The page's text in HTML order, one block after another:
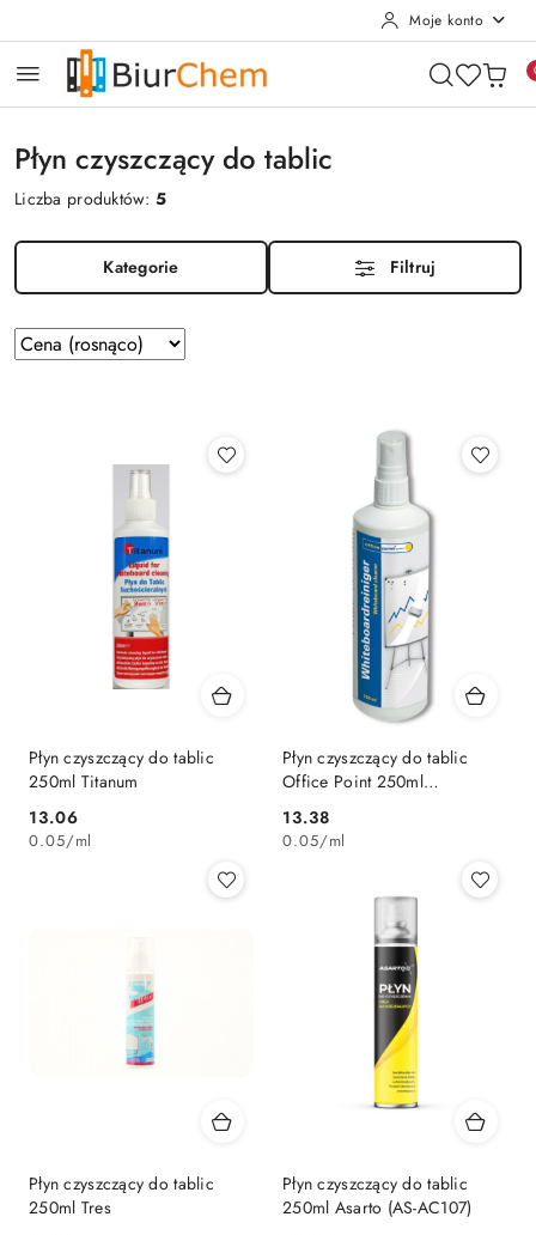
Moje konto
Płyn czyszczący do tablic
Liczba produktów:5
Kategorie Filtruj
Zastosowano
sortowanie:
Sortuj
według
Płyn czyszczący do tablic
250ml Titanum
Cena:
13.06
0.05/ml
Płyn czyszczący do tablic
Office Point 250ml
(OP1260026)
Cena:
13.38
0.05/ml
Płyn czyszczący do tablic
250ml Tres
Płyn czyszczący do tablic
250ml Asarto (AS-AC107)